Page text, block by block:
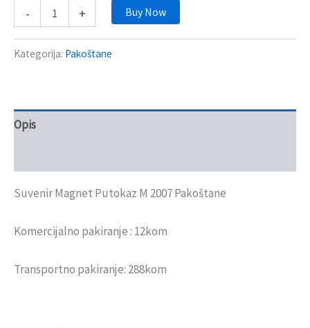
- + Buy Now
Kategorija: Pakoštane
Opis
Suvenir Magnet Putokaz M 2007 Pakoštane
Komercijalno pakiranje : 12kom
Transportno pakiranje: 288kom